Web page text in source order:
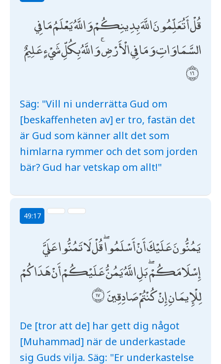
قُلْ أَتُعَلِّمُونَ اللَّهَ بِدِينِكُمْ وَاللَّهُ يَعْلَمُ مَا فِي
السَّمَاوَاتِ وَمَا فِي الْأَرْضِ ۚ وَاللَّهُ بِكُلِّ شَيْءٍ عَلِيمٌ
Säg: "Vill ni underrätta Gud om
[beskaffenheten av] er tro, fastän det
är Gud som känner allt det som
himlarna rymmer och det som jorden
bär? Gud har vetskap om allt!"
49:17
يَمُنُّونَ عَلَيْكَ أَنْ أَسْلَمُوا ۖ قُلْ لَا تَمُنُّوا عَلَيَّ
إِسْلَامَكُمْ ۖ بَلِ اللَّهُ يَمُنُّ عَلَيْكُمْ أَنْ هَدَاكُمْ
لِلْإِيمَانِ إِنْ كُنْتُمْ صَادِقِينَ
De [tror att de] har gett dig något
[Muhammad] när de underkastade
sig Guds vilja. Säg: "Er underkastelse